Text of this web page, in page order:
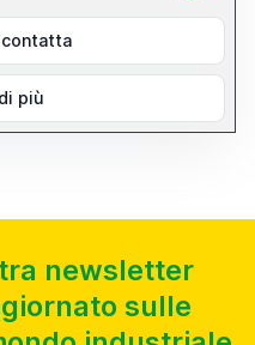
contatta
più
newsletter
sulle